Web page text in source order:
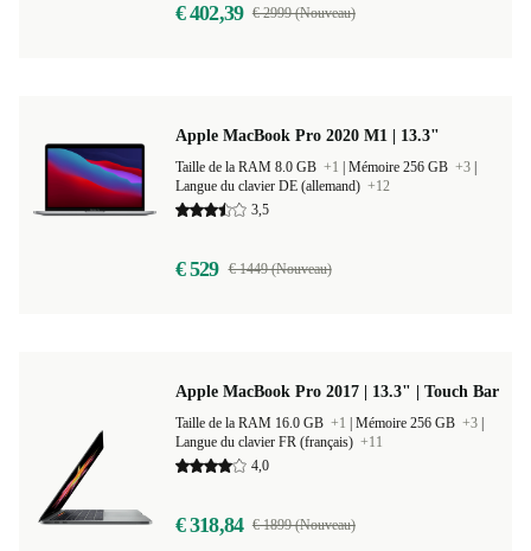
€ 402,39 € 2999 (Nouveau)
Apple MacBook Pro 2020 M1 | 13.3"
Taille de la RAM 8.0 GB +1 Mémoire 256 GB +3
Langue du clavier DE (allemand) +12
3,5
€ 529 € 1449 (Nouveau)
Apple MacBook Pro 2017 | 13.3" | Touch Bar
Taille de la RAM 16.0 GB +1 Mémoire 256 GB +3
Langue du clavier FR (français) +11
4,0
€ 318,84 € 1899 (Nouveau)